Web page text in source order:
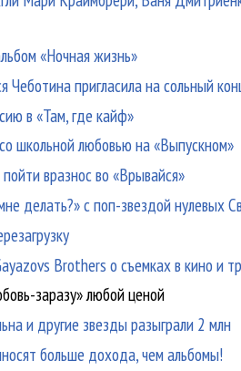
«Ночная жизнь»
Чеботина пригласила на сольный
в «Там, где кайф»
школьной любовью на «Выпускном»
вразнос во «Врывайся»
делать?» с поп-звездой нулевых
Brothers о съемках в кино и
заразу» любой ценой
и другие звезды разыграли 2 млн
больше дохода, чем альбомы!